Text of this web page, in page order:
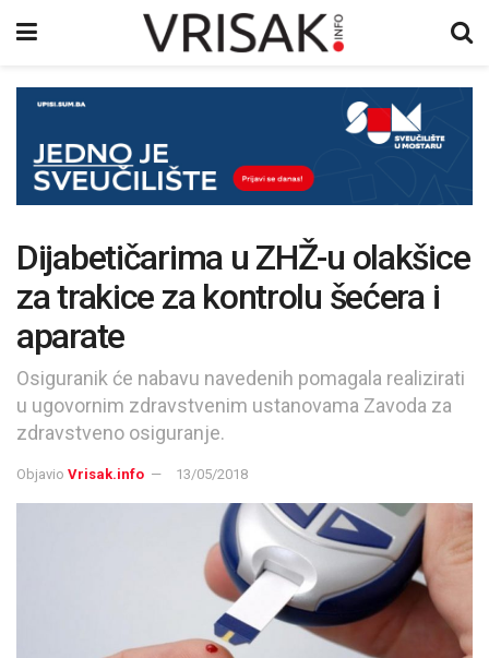
Dijabetičarima u ZHŽ-u olakšice
za trakice za kontrolu šećera i
aparate
Osiguranik će nabavu navedenih pomagala realizirati
u ugovornim zdravstvenim ustanovama Zavoda za
zdravstveno osiguranje.
Objavio Vrisak.info 13/05/2018